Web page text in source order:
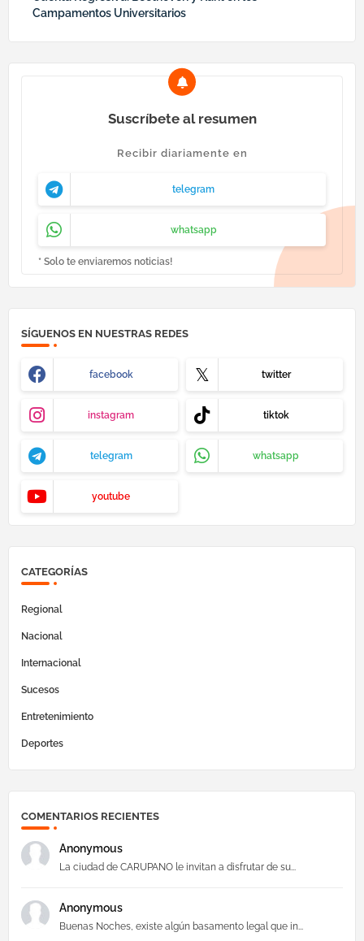
Campamentos Universitarios
Suscríbete al resumen
Recibir diariamente en
telegram
whatsapp
* Solo te enviaremos noticias!
SÍGUENOS EN NUESTRAS REDES
facebook twitter
instagram tiktok
telegram whatsapp
youtube
CATEGORÍAS
Regional
Nacional
Internacional
Sucesos
Entretenimiento
Deportes
COMENTARIOS RECIENTES
Anonymous
La ciudad de CARUPANO le invitan a disfrutar de su...
Anonymous
Buenas Noches, existe algún basamento legal que in...